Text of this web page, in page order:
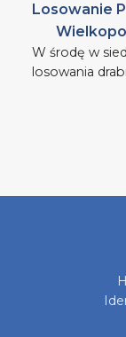
Losowanie
W środę w
losowania